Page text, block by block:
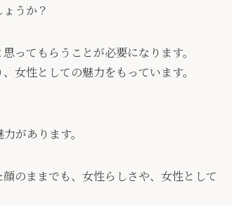
うか？
ってもらうことが必要になります。
女性としての魅力をもっています。
があります。
のままでも、女性らしさや、女性として